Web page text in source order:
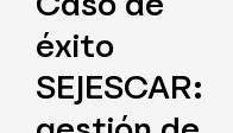
éxito
SEJESCAR: